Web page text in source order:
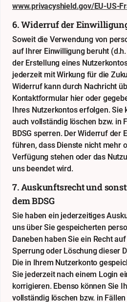
www.privacyshield.gov/EU-US-
6. Widerruf der
Soweit die Verwendung von
auf Ihrer Einwilligung beruht
der Erstellung eines
jederzeit mit Wirkung für die
Widerruf kann durch Nachricht
Kontaktformular hieroder
Ihres Nutzerkontos erfolgen. Sie
auch vollständig löschen bzw. in
BDSG sperren. Der Widerruf der
führen, dass Dienste nicht mehr
Verfügung stehen oder das
uns beendet wird.
7. Auskunftsrecht und
dem BDSG
Sie haben ein jederzeitiges
uns über Sie gespeicherten
Daneben haben Sie ein Recht
Sperrung oder Löschung dieser
Die in Ihrem Nutzerkonto
Sie jederzeit nach einem Login
korrigieren. Ebenso können Sie
vollständig löschen bzw. in Fällen